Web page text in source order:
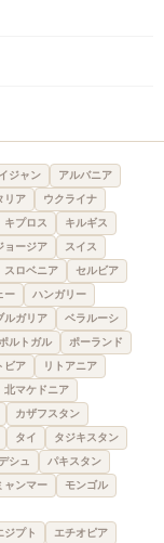
ジャン
アルバニア
リア
ウクライナ
キプロス
キルギス
ョージア
スイス
スロベニア
セルビア
ー
ハンガリー
ルガリア
ベラルーシ
ポルトガル
ポーランド
ビア
リトアニア
北マケドニア
カザフスタン
タイ
タジキスタン
シュ
パキスタン
ャンマー
モンゴル
ジプト
エチオピア